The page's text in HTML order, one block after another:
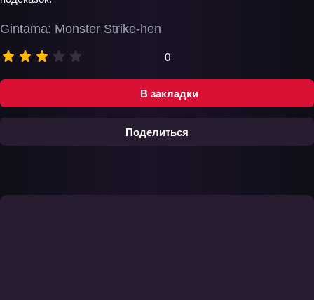
В закладки
Поделиться
Gintama: Monster Strike-hen
0